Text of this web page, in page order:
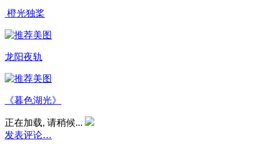
橙光独桨
龙阳夜轨
《暮色湖光》
正在加载, 请稍候...
发表评论…